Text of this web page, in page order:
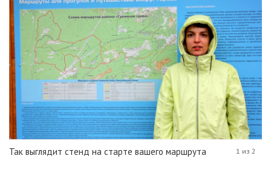
Так выглядит стенд на старте вашего маршрута 1 из 2